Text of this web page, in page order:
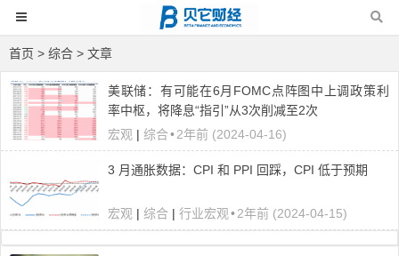
首页 > 综合 > 文章
美联储：有可能在6月FOMC点阵图中上调政策利
率中枢，将降息“指引”从3次削减至2次
宏观 | 综合•2年前 (2024-04-16)
3 月通胀数据：CPI 和 PPI 回踩，CPI 低于预期
宏观 | 综合 | 行业宏观•2年前 (2024-04-15)